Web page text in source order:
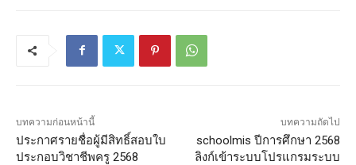
บทความก่อนหน้านี้
ประกาศรายชื่อผู้มีสิทธิ์สอบใบ
ประกอบวิชาชีพครู 2568
บทความถัดไป
schoolmis ปีการศึกษา 2568
ลิงก์เข้าระบบโปรแกรมระบบ